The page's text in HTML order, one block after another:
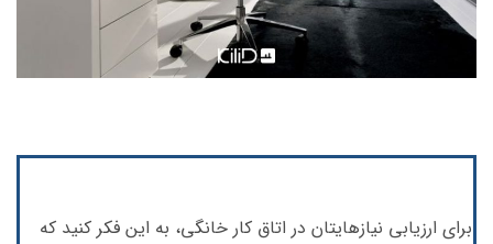
برای ارزیابی نیازهایتان در اتاق کار خانگی، به این فکر کنید که